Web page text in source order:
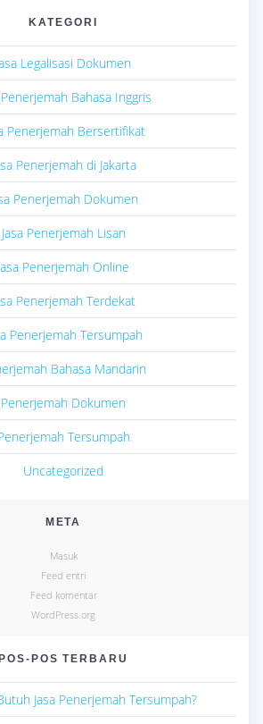
KATEGORI
Legalisasi Dokumen
Penerjemah Bahasa Inggris
Penerjemah Bersertifikat
Penerjemah di Jakarta
Penerjemah Dokumen
Jasa Penerjemah Lisan
Penerjemah Online
Penerjemah Terdekat
Penerjemah Tersumpah
Bahasa Mandarin
Penerjemah Dokumen
Tersumpah
Uncategorized
META
Masuk
Feed entri
Feed komentar
WordPress.org
POS-POS TERBARU
Jasa Penerjemah Tersumpah?